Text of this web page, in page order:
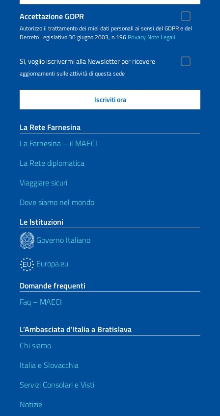
Accettazione GDPR
Autorizzo il trattamento dei miei dati personali ai sensi del GDPR e del
Decreto Legislativo 30 giugno 2003, n.196 Privacy Note Legali
Sì, voglio iscrivermi alla Newsletter per ricevere
aggiornamenti sulle attività di questa sede
La Rete Farnesina
La Farnesina – il MAECI
La Rete diplomatica
Viaggiare sicuri
Dove siamo nel mondo
Le Istituzioni
Governo Italiano
Europa.eu
Domande frequenti
Faq – MAECI
L’Ambasciata d’Italia a Bratislava
Chi siamo
Italia e Slovacchia
Servizi Consolari e Visti
Notizie